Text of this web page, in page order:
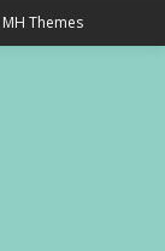
MH Themes